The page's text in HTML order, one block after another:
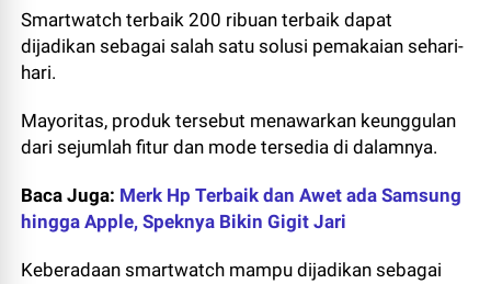
Smartwatch terbaik 200 ribuan terbaik dapat
dijadikan sebagai salah satu solusi pemakaian sehari-
hari.
Mayoritas, produk tersebut menawarkan keunggulan
dari sejumlah fitur dan mode tersedia di dalamnya.
Baca Juga: Merk Hp Terbaik dan Awet ada Samsung
hingga Apple, Speknya Bikin Gigit Jari
Keberadaan smartwatch mampu dijadikan sebagai